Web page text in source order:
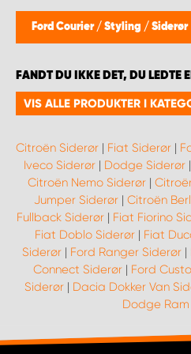
Ford Courier / Styling / Siderør
FANDT DU IKKE DET, DU LEDTE
VIS ALLE PRODUKTER I
Citroën Siderør | Fiat Siderør |
Iveco Siderør | Dodge Siderør |
Citroën Nemo Siderør|
Jumper Siderør| Citroën
Fullback Siderør| Fiat Fiorino
Fiat Doblo Siderør| Fiat
Siderør | Ford Ranger Siderør |
Connect Siderør| Ford
Siderør | Dacia Dokker Van
Dodge